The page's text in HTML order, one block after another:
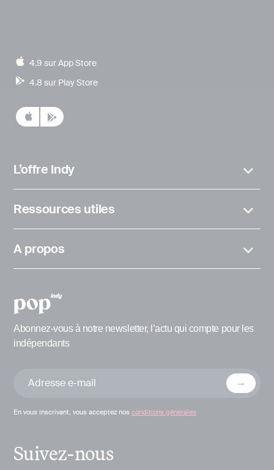
4.9 sur App Store
4.8 sur Play Store
L’offre Indy
Ressources utiles
A propos
Abonnez-vous à notre newsletter, l’actu qui compte pour les
indépendants
En vous inscrivant, vous acceptez nos conditions générales
Suivez-nous